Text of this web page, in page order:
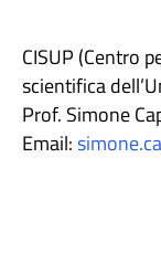
CISUP (Centro
scientifica
Prof. Simone
Email: